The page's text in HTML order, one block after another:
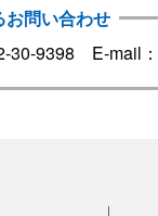
お問い合わせ
30-9398 E-mail：